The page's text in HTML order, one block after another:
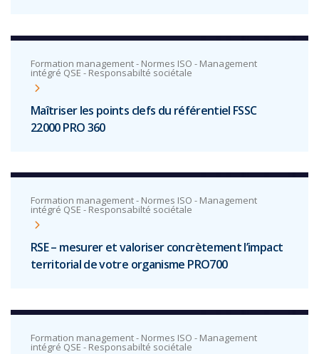
Formation management - Normes ISO - Management
intégré QSE - Responsabilté sociétale
Maîtriser les points clefs du référentiel FSSC
22000 PRO 360
Formation management - Normes ISO - Management
intégré QSE - Responsabilté sociétale
RSE – mesurer et valoriser concrètement l’impact
territorial de votre organisme PRO700
Formation management - Normes ISO - Management
intégré QSE - Responsabilté sociétale